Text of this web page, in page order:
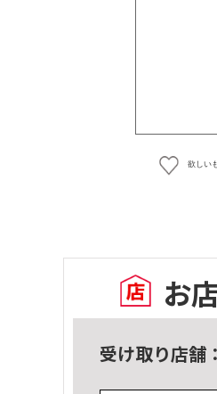
欲しい
お
受け取り店舗：